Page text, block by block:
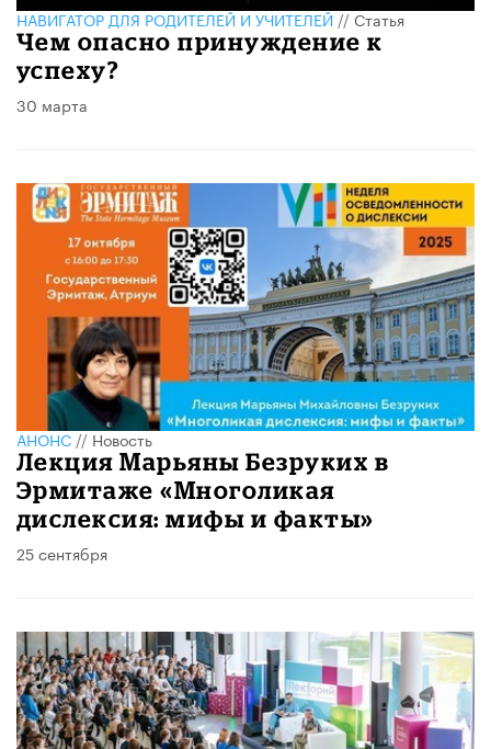
НАВИГАТОР ДЛЯ РОДИТЕЛЕЙ И УЧИТЕЛЕЙ//Статья
​Чем опасно принуждение к
успеху?
30 марта
АНОНС//Новость
Лекция Марьяны Безруких в
Эрмитаже «Многоликая
дислексия: мифы и факты»
25 сентября